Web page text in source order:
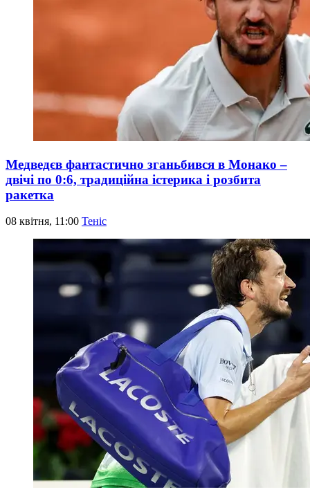
Медведєв фантастично зганьбився в Монако –
двічі по 0:6, традиційна істерика і розбита
ракетка
08 квітня, 11:00 Теніс